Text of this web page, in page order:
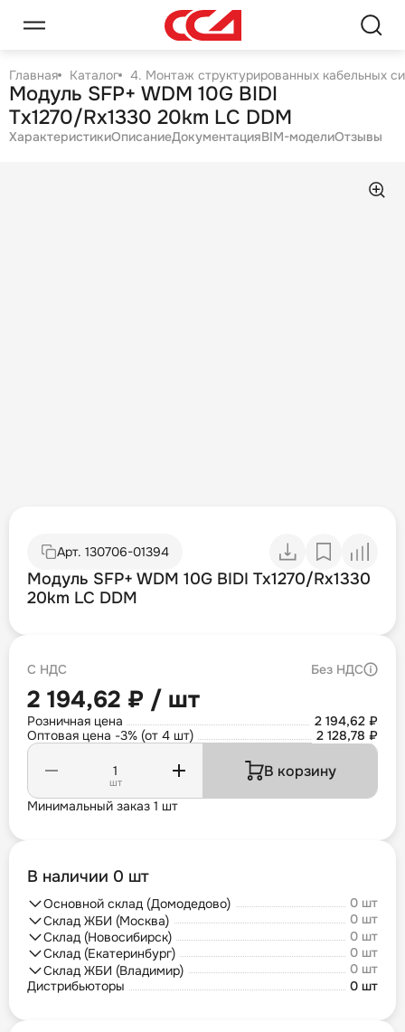
Главная Каталог 4. Монтаж структурированных кабельных
Модуль SFP+ WDM 10G BIDI
Tx1270/Rx1330 20km LC DDM
ХарактеристикиОписаниеДокументацияBIM-моделиОтзывы
Арт. 130706-01394
Модуль SFP+ WDM 10G BIDI Tx1270/Rx1330
20km LC DDM
С НДС Без НДС
2 194,62 ₽ / шт
Розничная цена
2 194,62 ₽
Оптовая цена -3% (от 4 шт)
2 128,78 ₽
шт
В корзину
Минимальный заказ 1 шт
В наличии 0 шт
Основной склад (Домодедово)
0 шт
Склад ЖБИ (Москва)
0 шт
Склад (Новосибирск)
0 шт
Склад (Екатеринбург)
0 шт
Склад ЖБИ (Владимир)
0 шт
Дистрибьюторы
0 шт